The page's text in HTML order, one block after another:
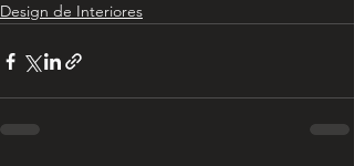
Design de Interiores